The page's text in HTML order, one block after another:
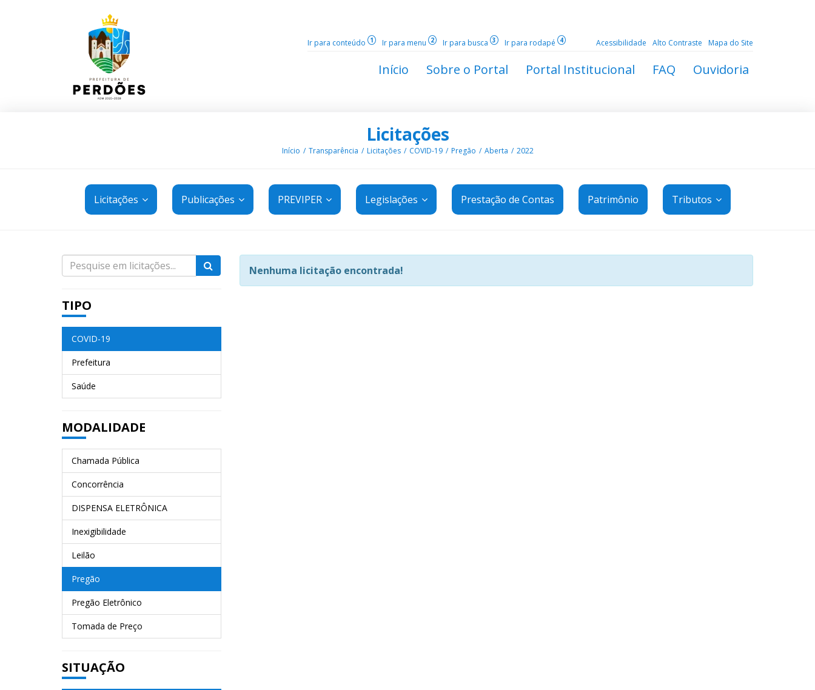
Ir para conteúdo 1 Ir para menu 2 Ir para busca 3 Ir para rodapé 4 Acessibilidade Alto Contraste Mapa do Site
Início Sobre o Portal Portal Institucional FAQ Ouvidoria
Licitações
Início Transparência Licitações COVID-19 Pregão Aberta 2022
Licitações Publicações PREVIPER Legislações Prestação de Contas Patrimônio Tributos
TIPO
COVID-19
Prefeitura
Saúde
MODALIDADE
Chamada Pública
Concorrência
DISPENSA ELETRÔNICA
Inexigibilidade
Leilão
Pregão
Pregão Eletrônico
Tomada de Preço
SITUAÇÃO
Nenhuma licitação encontrada!